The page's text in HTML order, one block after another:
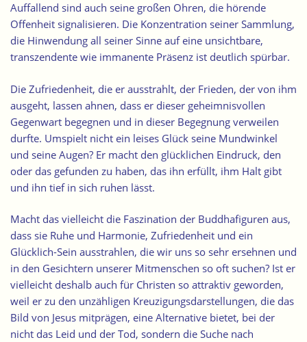
Auffallend sind auch seine großen Ohren, die hörende
Offenheit signalisieren. Die Konzentration seiner Sammlung,
die Hinwendung all seiner Sinne auf eine unsichtbare,
transzendente wie immanente Präsenz ist deutlich spürbar.
Die Zufriedenheit, die er ausstrahlt, der Frieden, der von ihm
ausgeht, lassen ahnen, dass er dieser geheimnisvollen
Gegenwart begegnen und in dieser Begegnung verweilen
durfte. Umspielt nicht ein leises Glück seine Mundwinkel
und seine Augen? Er macht den glücklichen Eindruck, den
oder das gefunden zu haben, das ihn erfüllt, ihm Halt gibt
und ihn tief in sich ruhen lässt.
Macht das vielleicht die Faszination der Buddhafiguren aus,
dass sie Ruhe und Harmonie, Zufriedenheit und ein
Glücklich-Sein ausstrahlen, die wir uns so sehr ersehnen und
in den Gesichtern unserer Mitmenschen so oft suchen? Ist er
vielleicht deshalb auch für Christen so attraktiv geworden,
weil er zu den unzähligen Kreuzigungsdarstellungen, die das
Bild von Jesus mitprägen, eine Alternative bietet, bei der
nicht das Leid und der Tod, sondern die Suche nach